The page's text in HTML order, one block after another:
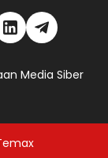
Media Siber